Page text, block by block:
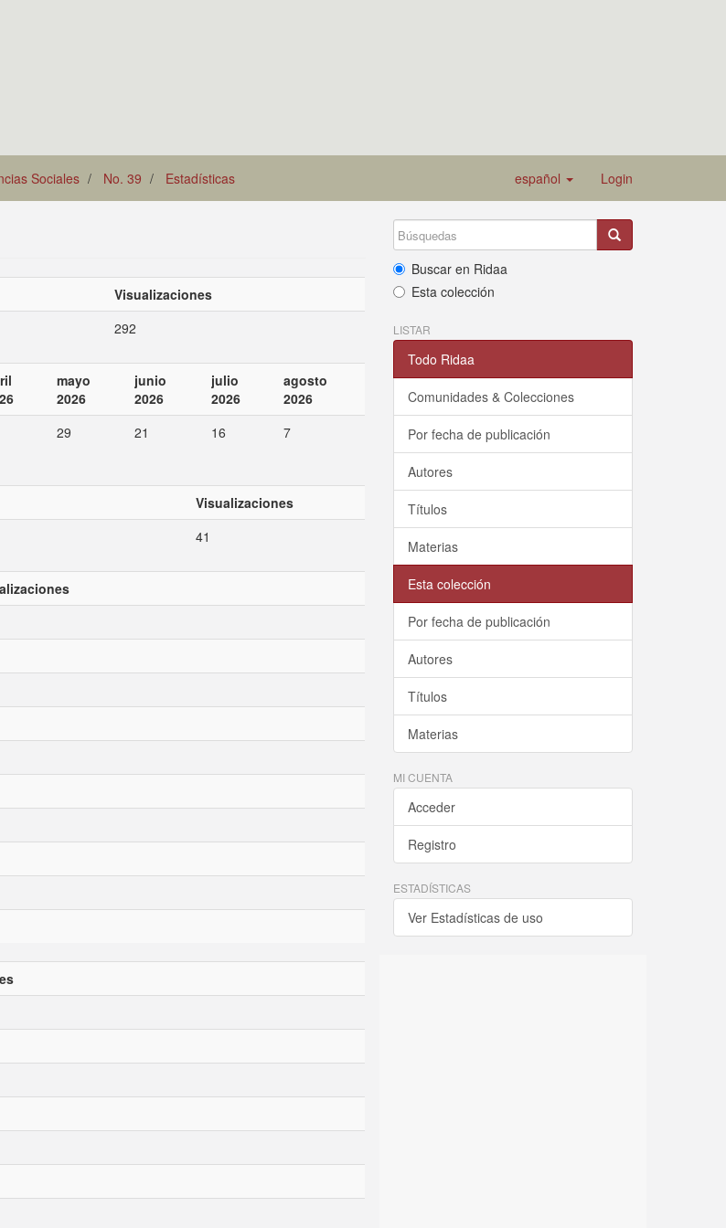
Sociales No. 39 Estadísticas español Login
Visualizaciones
292
mayo
2026
junio
2026
julio
2026
agosto
2026
29 21 16 7
Visualizaciones
41
Buscar en Ridaa
Esta colección
LISTAR
Todo Ridaa
Comunidades & Colecciones
Por fecha de publicación
Autores
Títulos
Materias
Esta colección
Por fecha de publicación
Autores
Títulos
Materias
MI CUENTA
Acceder
Registro
ESTADÍSTICAS
Ver Estadísticas de uso